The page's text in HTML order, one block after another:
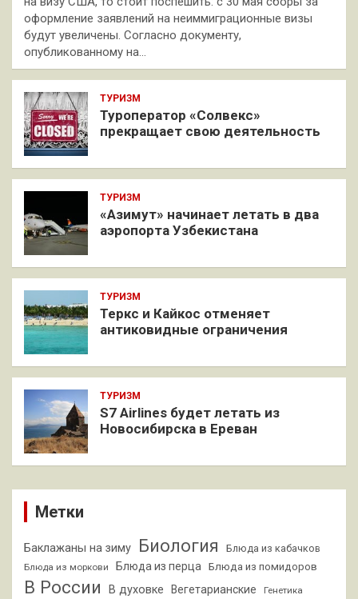
оформление заявлений на неиммиграционные визы
будут увеличены. Согласно документу,
опубликованному на…
ТУРИЗМ
Туроператор «Солвекс»
прекращает свою деятельность
ТУРИЗМ
«Азимут» начинает летать в два
аэропорта Узбекистана
ТУРИЗМ
Теркс и Кайкос отменяет
антиковидные ограничения
ТУРИЗМ
S7 Airlines будет летать из
Новосибирска в Ереван
Метки
Баклажаны на зиму Биология Блюда из кабачков
Блюда из моркови Блюда из перца Блюда из помидоров
В России В духовке Вегетарианские Генетика